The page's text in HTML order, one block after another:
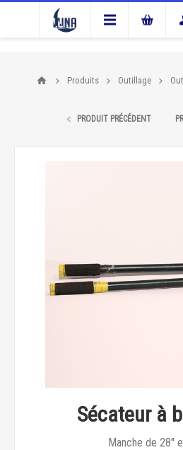
Produits Outillage
PRODUIT PRÉCÉDENT
Sécateur à
Manche de 28''